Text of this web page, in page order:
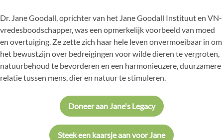
Dr. Jane Goodall, oprichter van het Jane Goodall Instituut en VN-
vredesboodschapper, was een opmerkelijk voorbeeld van moed
en overtuiging. Ze zette zich haar hele leven onvermoeibaar in om
het bewustzijn over bedreigingen voor wilde dieren te vergroten,
natuurbehoud te bevorderen en een harmonieuzere, duurzamere
relatie tussen mens, dier en natuur te stimuleren.
Doneer aan Jane's Legacy
Steek een kaarsje aan voor Jane